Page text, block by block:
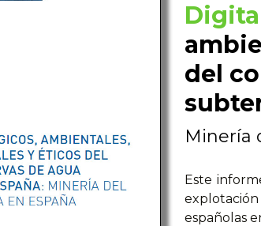
del
Minería
Este
españolas